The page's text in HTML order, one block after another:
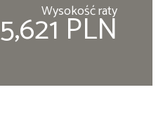
Wysokość raty
5,621 PLN